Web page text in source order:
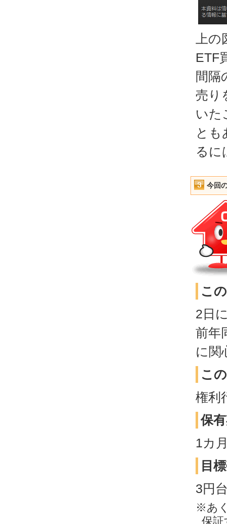
上
ETF
間隔
売り
いた
とも
るに
今回
こ
2日
前年
に関
こ
権利
保
1カ
目
3円
※あ
保